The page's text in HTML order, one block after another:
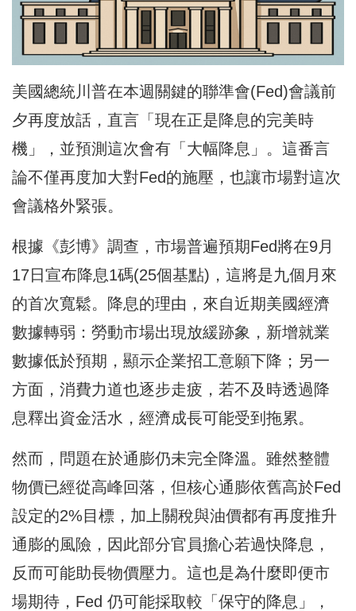
美國總統川普在本週關鍵的聯準會(Fed)會議前
夕再度放話，直言「現在正是降息的完美時
機」，並預測這次會有「大幅降息」。這番言
論不僅再度加大對Fed的施壓，也讓市場對這次
會議格外緊張。
根據《彭博》調查，市場普遍預期Fed將在9月
17日宣布降息1碼(25個基點)，這將是九個月來
的首次寬鬆。降息的理由，來自近期美國經濟
數據轉弱：勞動市場出現放緩跡象，新增就業
數據低於預期，顯示企業招工意願下降；另一
方面，消費力道也逐步走疲，若不及時透過降
息釋出資金活水，經濟成長可能受到拖累。
然而，問題在於通膨仍未完全降溫。雖然整體
物價已經從高峰回落，但核心通膨依舊高於Fed
設定的2%目標，加上關稅與油價都有再度推升
通膨的風險，因此部分官員擔心若過快降息，
反而可能助長物價壓力。這也是為什麼即便市
場期待，Fed 仍可能採取較「保守的降息」，